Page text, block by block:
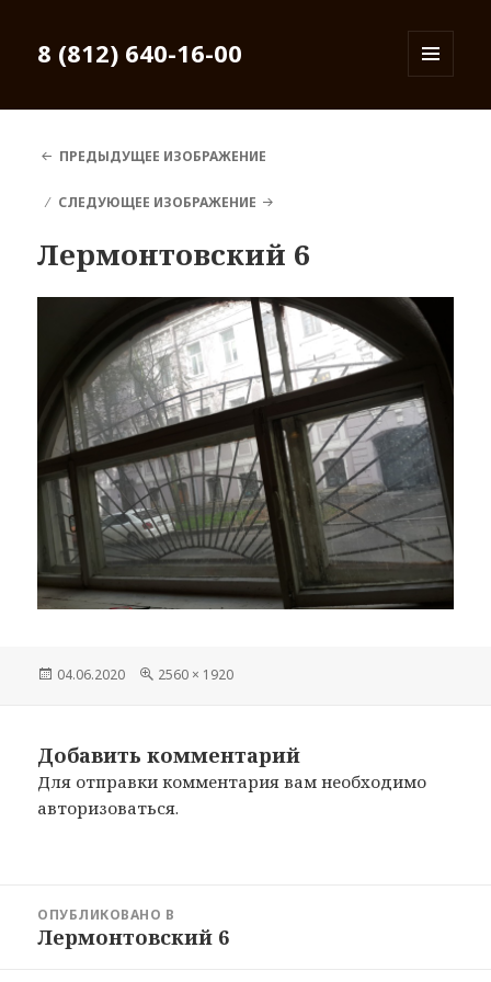
8 (812) 640-16-00
ПРЕДЫДУЩЕЕ ИЗОБРАЖЕНИЕ
СЛЕДУЮЩЕЕ ИЗОБРАЖЕНИЕ
Лермонтовский 6
Опубликовано
04.06.2020
Полный
2560 × 1920
Добавить комментарий
Для отправки комментария вам необходимо
авторизоваться.
записям
ОПУБЛИКОВАНО В
Лермонтовский 6